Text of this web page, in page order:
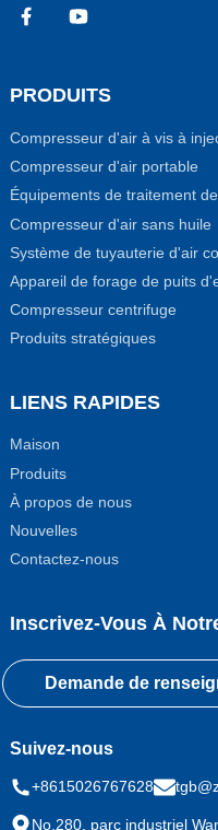
PRODUITS
Compresseur d'air à vis à
Compresseur d'air portable
Équipements de traitement
Compresseur d'air sans huile
Système de tuyauterie d'air
Appareil de forage de puits
Compresseur centrifuge
Produits stratégiques
LIENS RAPIDES
Maison
Produits
À propos de nous
Nouvelles
Contactez-nous
Inscrivez-Vous À
Demande de
Suivez-nous
+8615026767628
No.280, parc industriel